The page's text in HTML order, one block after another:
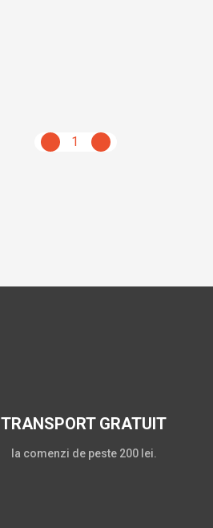
1
TRANSPORT GRATUIT
la comenzi de peste 200 lei.